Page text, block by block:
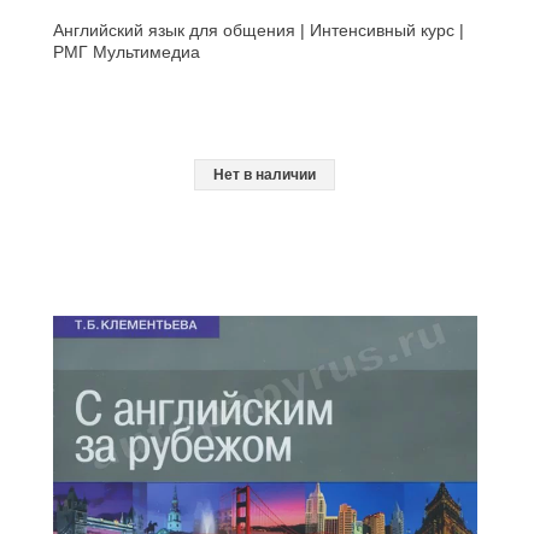
Английский язык для общения | Интенсивный курс |
РМГ Мультимедиа
Нет в наличии